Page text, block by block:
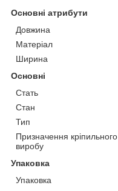
Основні атрибути
Довжина
Матеріал
Ширина
Основні
Стать
Стан
Тип
Призначення кріпильного
виробу
Упаковка
Упаковка